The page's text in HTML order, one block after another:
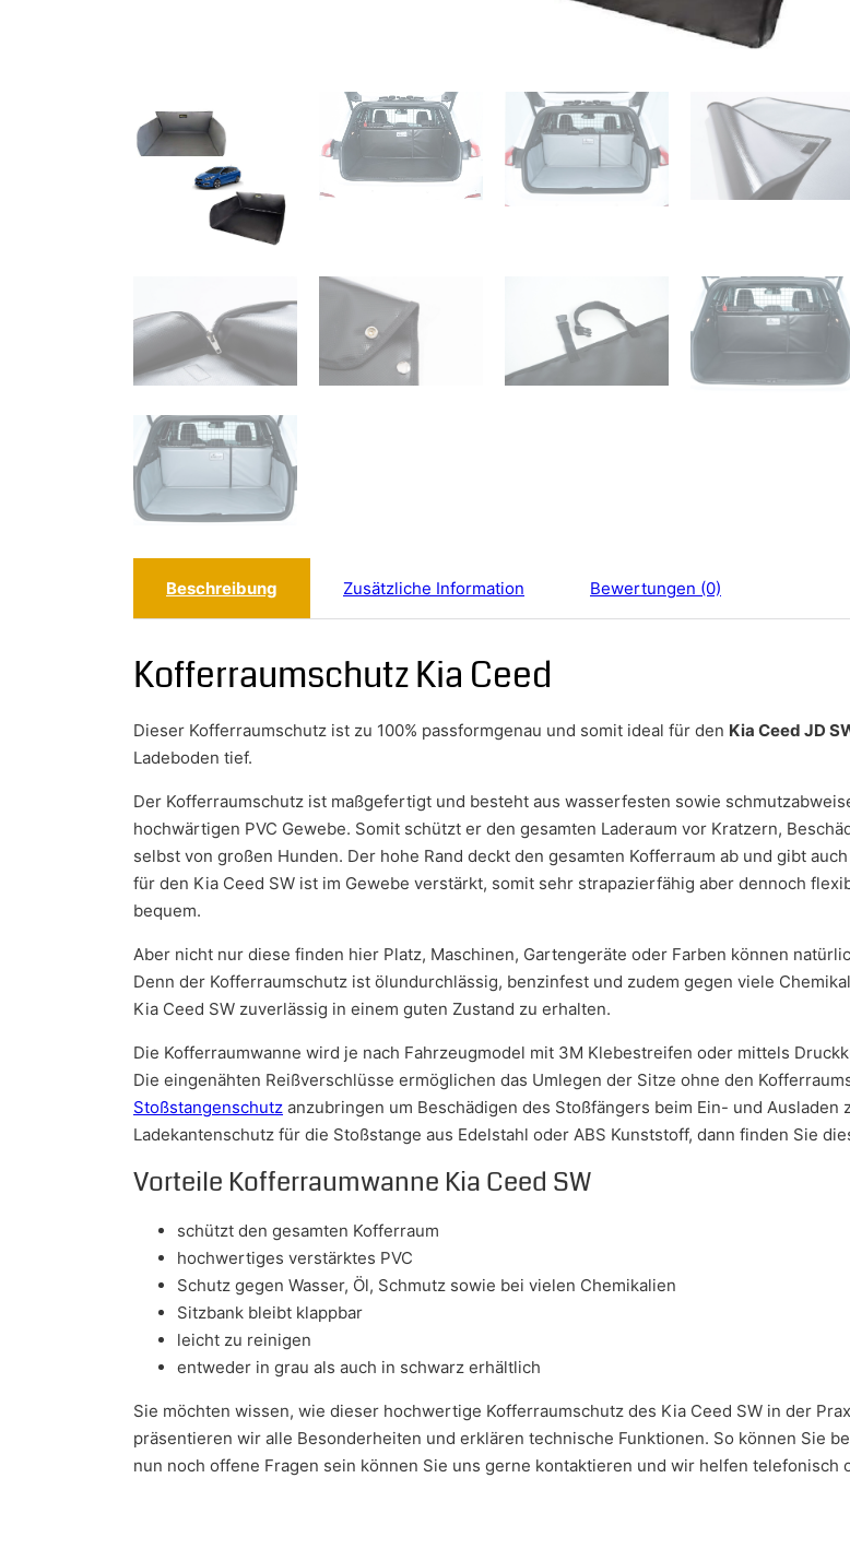
Beschreibung Zusätzliche Information Bewertungen (0)
Kofferraumschutz Kia Ceed
Dieser Kofferraumschutz ist zu 100% passformgenau und somit ideal für den Kia Ceed JD
Ladeboden tief.
Der Kofferraumschutz ist maßgefertigt und besteht aus wasserfesten sowie
hochwärtigen PVC Gewebe. Somit schützt er den gesamten Laderaum vor Kratzern,
selbst von großen Hunden. Der hohe Rand deckt den gesamten Kofferraum ab und gibt
für den Kia Ceed SW ist im Gewebe verstärkt, somit sehr strapazierfähig aber dennoch
bequem.
Aber nicht nur diese finden hier Platz, Maschinen, Gartengeräte oder Farben können
Denn der Kofferraumschutz ist ölundurchlässig, benzinfest und zudem gegen viele
Kia Ceed SW zuverlässig in einem guten Zustand zu erhalten.
Die Kofferraumwanne wird je nach Fahrzeugmodel mit 3M Klebestreifen oder mittels
Die eingenähten Reißverschlüsse ermöglichen das Umlegen der Sitze ohne den
Stoßstangenschutz anzubringen um Beschädigen des Stoßfängers beim Ein- und
Ladekantenschutz für die Stoßstange aus Edelstahl oder ABS Kunststoff, dann finden Sie
Vorteile Kofferraumwanne Kia Ceed SW
schützt den gesamten Kofferraum
hochwertiges verstärktes PVC
Schutz gegen Wasser, Öl, Schmutz sowie bei vielen Chemikalien
Sitzbank bleibt klappbar
leicht zu reinigen
entweder in grau als auch in schwarz erhältlich
Sie möchten wissen, wie dieser hochwertige Kofferraumschutz des Kia Ceed SW in der
präsentieren wir alle Besonderheiten und erklären technische Funktionen. So können Sie
nun noch offene Fragen sein können Sie uns gerne kontaktieren und wir helfen telefonisch